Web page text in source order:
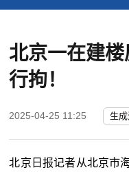
北京一在建
行拘！
2025-04-25 11:25 生
北京日报记者从北京市